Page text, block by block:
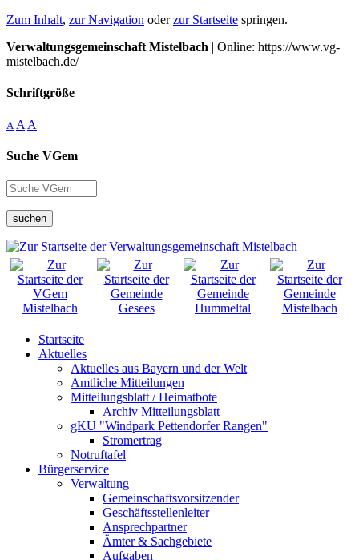
Zum Inhalt, zur Navigation oderzur Startseite springen.
Verwaltungsgemeinschaft Mistelbach | Online: https://www.vg-
mistelbach.de/
Schriftgröße
A A A
Suche VGem
suchen
Startseite
Aktuelles
Aktuelles aus Bayern und der Welt
Amtliche Mitteilungen
Mitteilungsblatt / Heimatbote
Archiv Mitteilungsblatt
gKU "Windpark Pettendorfer Rangen"
Stromertrag
Notruftafel
Bürgerservice
Verwaltung
Gemeinschaftsvorsitzender
Geschäftsstellenleiter
Ansprechpartner
Ämter & Sachgebiete
Aufgaben